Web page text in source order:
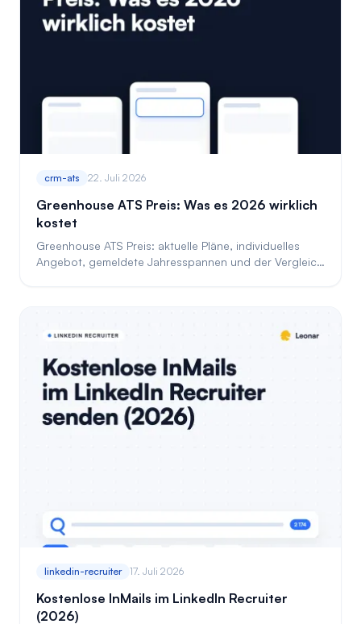
crm-ats 22. Juli 2026
Greenhouse ATS Preis: Was es 2026 wirklich
kostet
Greenhouse ATS Preis: aktuelle Pläne, individuelles
Angebot, gemeldete Jahresspannen und der Vergleich
linkedin-recruiter 17. Juli 2026
Kostenlose InMails im LinkedIn Recruiter
(2026)